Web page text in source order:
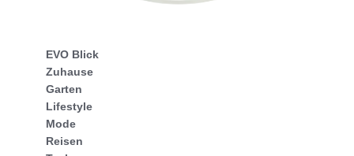
EVO Blick
Zuhause
Garten
Lifestyle
Mode
Reisen